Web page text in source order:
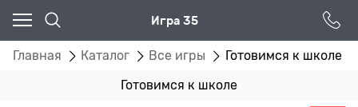
Игра 35
Главная Каталог Все игры Готовимся к школе
Готовимся к школе